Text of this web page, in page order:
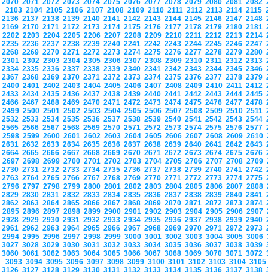
2070 2071 2072 2073 2074 2075 2076 2077 2078 2079 2080 2081 2082
2103 2104 2105 2106 2107 2108 2109 2110 2111 2112 2113 2114 2115
2136 2137 2138 2139 2140 2141 2142 2143 2144 2145 2146 2147 2148
2169 2170 2171 2172 2173 2174 2175 2176 2177 2178 2179 2180 2181
2202 2203 2204 2205 2206 2207 2208 2209 2210 2211 2212 2213 2214
2235 2236 2237 2238 2239 2240 2241 2242 2243 2244 2245 2246 2247
2268 2269 2270 2271 2272 2273 2274 2275 2276 2277 2278 2279 2280
2301 2302 2303 2304 2305 2306 2307 2308 2309 2310 2311 2312 2313
2334 2335 2336 2337 2338 2339 2340 2341 2342 2343 2344 2345 2346
2367 2368 2369 2370 2371 2372 2373 2374 2375 2376 2377 2378 2379
2400 2401 2402 2403 2404 2405 2406 2407 2408 2409 2410 2411 2412
2433 2434 2435 2436 2437 2438 2439 2440 2441 2442 2443 2444 2445
2466 2467 2468 2469 2470 2471 2472 2473 2474 2475 2476 2477 2478
2499 2500 2501 2502 2503 2504 2505 2506 2507 2508 2509 2510 2511
2532 2533 2534 2535 2536 2537 2538 2539 2540 2541 2542 2543 2544
2565 2566 2567 2568 2569 2570 2571 2572 2573 2574 2575 2576 2577
2598 2599 2600 2601 2602 2603 2604 2605 2606 2607 2608 2609 2610
2631 2632 2633 2634 2635 2636 2637 2638 2639 2640 2641 2642 2643
2664 2665 2666 2667 2668 2669 2670 2671 2672 2673 2674 2675 2676
2697 2698 2699 2700 2701 2702 2703 2704 2705 2706 2707 2708 2709
2730 2731 2732 2733 2734 2735 2736 2737 2738 2739 2740 2741 2742
2763 2764 2765 2766 2767 2768 2769 2770 2771 2772 2773 2774 2775
2796 2797 2798 2799 2800 2801 2802 2803 2804 2805 2806 2807 2808
2829 2830 2831 2832 2833 2834 2835 2836 2837 2838 2839 2840 2841
2862 2863 2864 2865 2866 2867 2868 2869 2870 2871 2872 2873 2874
2895 2896 2897 2898 2899 2900 2901 2902 2903 2904 2905 2906 2907
2928 2929 2930 2931 2932 2933 2934 2935 2936 2937 2938 2939 2940
2961 2962 2963 2964 2965 2966 2967 2968 2969 2970 2971 2972 2973
2994 2995 2996 2997 2998 2999 3000 3001 3002 3003 3004 3005 3006
3027 3028 3029 3030 3031 3032 3033 3034 3035 3036 3037 3038 3039
3060 3061 3062 3063 3064 3065 3066 3067 3068 3069 3070 3071 3072
3093 3094 3095 3096 3097 3098 3099 3100 3101 3102 3103 3104
3126 3127 3128 3129 3130 3131 3132 3133 3134 3135 3136 3137 3138